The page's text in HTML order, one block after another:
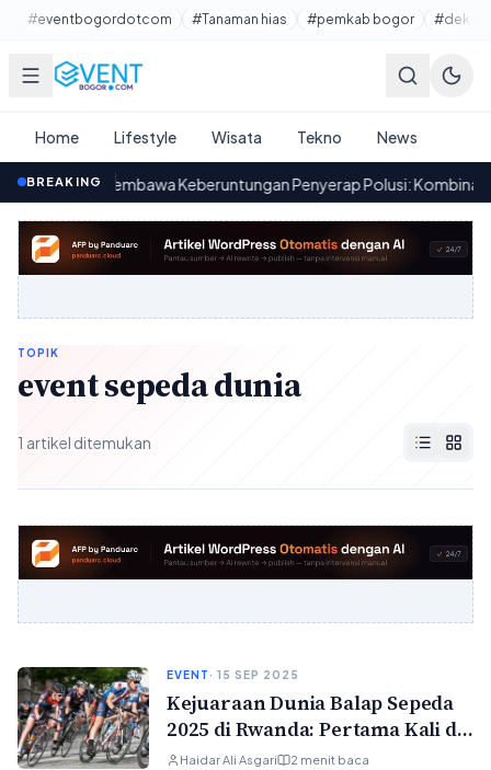
Lewati ke konten utama
#eventbogordotcom #Tanaman hias #pemkab bogor
Home Lifestyle Wisata Tekno News
BREAKING
Tanaman Pembawa Keberuntungan Penyerap Polusi: Kombinasi
TOPIK
event sepeda dunia
1 artikel ditemukan
EVENT· 15 SEP 2025
Kejuaraan Dunia Balap Sepeda
2025 di Rwanda: Pertama Kali di
Afrika!
Haidar Ali Asgari 2 menit baca